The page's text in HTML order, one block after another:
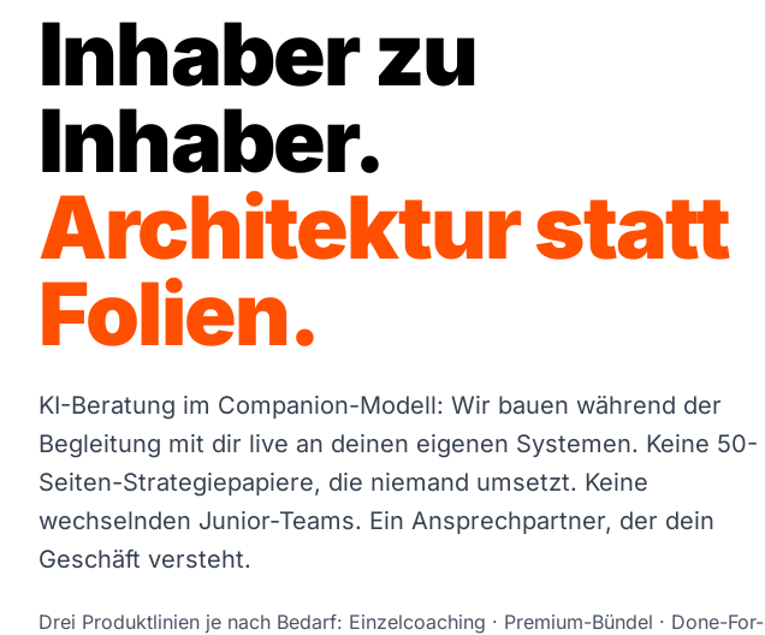
Inhaber zu
Inhaber.
Architektur statt
Folien.
KI-Beratung im Companion-Modell: Wir bauen während der
Begleitung mit dir live an deinen eigenen Systemen. Keine 50-
Seiten-Strategiepapiere, die niemand umsetzt. Keine
wechselnden Junior-Teams. Ein Ansprechpartner, der dein
Geschäft versteht.
Drei Produktlinien je nach Bedarf: Einzelcoaching · Premium-Bündel · Done-For-